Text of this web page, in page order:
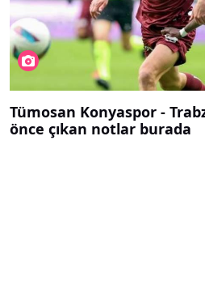
Tümosan Konyaspor -
önce çıkan notlar burada